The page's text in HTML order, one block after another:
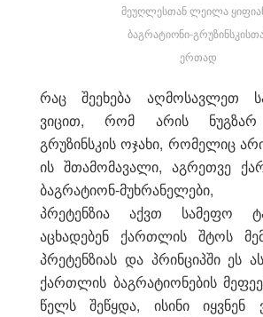
მეუღლესთან ლეილა
ბაგრატიონი-
ერთად
რაც შეეხება აღმოსავლეთ
ვიცით, რომ არის ნუგზარ
გრუზინსკის ოჯახი, რომელიც
ის შთამომავალი, აგრეთვე
ბაგრატიონ-
პრეტენზია აქვთ სამეფო
აცხადებენ ქართლის შტოს
პრეტენზიას და პრინციპში ეს
ქართლის ბაგრატიონების
წელს შეწყდა, ისინი იყვნენ